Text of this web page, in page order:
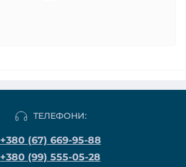
ТЕЛЕФОНИ:
+380 (67) 669-95-88
+380 (99) 555-05-28